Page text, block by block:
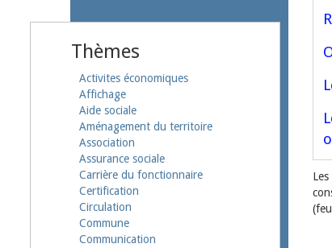
Thèmes
Activites économiques
Affichage
Aide sociale
Aménagement du territoire
Association
Assurance sociale
Carrière du fonctionnaire
Certification
Circulation
Commune
Communication